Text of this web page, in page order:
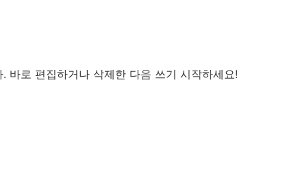
바로 편집하거나 삭제한 다음 쓰기 시작하세요!